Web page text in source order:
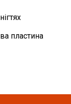
пластина